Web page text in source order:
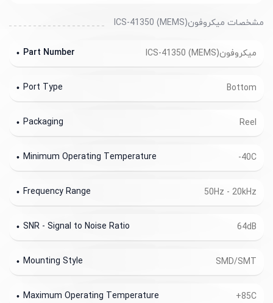
مشخصات میکروفون(MEMS) ICS-41350
میکروفون(MEMS) ICS-41350 Part Number
Bottom
Port Type
Reel
Packaging
-40C
Minimum Operating Temperature
50Hz - 20kHz
Frequency Range
64dB
SNR - Signal to Noise Ratio
SMD/SMT
Mounting Style
+85C
Maximum Operating Temperature